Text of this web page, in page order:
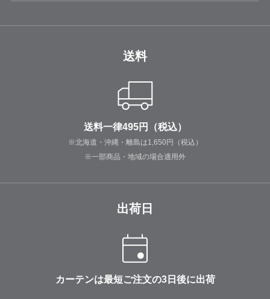
送料
送料一律495円（税込）
※北海道・沖縄・離島は1,650円（税込）
※一部商品・地域の場合適用外
出荷日
カーテンは最短ご注文の3日後に出荷